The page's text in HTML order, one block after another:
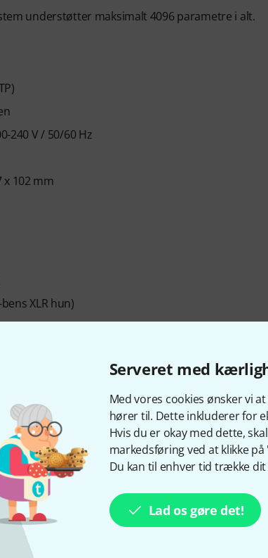
Serveret med
Med vores cookies ønsker vi
hører til. Dette inkluderer for
Hvis du er okay med dette,
markedsføring ved at klikke på
Du kan til enhver tid trække
Lad os gøre det!
understøtter maksimalt 4096 parametre i alt.
240 V / 50/60 Hz
x 102 mm
XLR hun)
XLR-hanstik)
hunstik)
hunstik)
(3-bens XLR-hunstik)
(D-SUB DE9 hun) til fjernbetjening
(4-bens XLR-hunstik)
Command Wing